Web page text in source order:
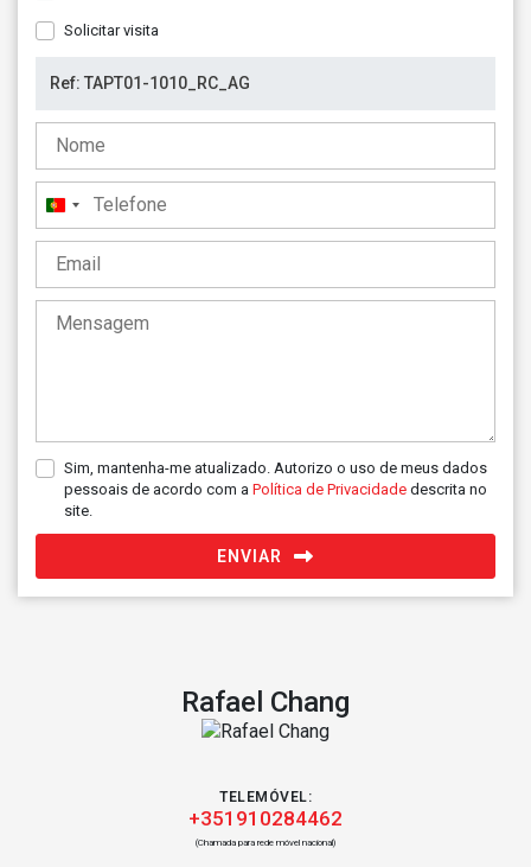
Solicitar visita
Portugal
+351
Sim, mantenha-me atualizado. Autorizo o uso de meus dados
pessoais de acordo com a Política de Privacidade descrita no
site.
ENVIAR
Rafael Chang
TELEMÓVEL:
+351910284462
(Chamada para rede móvel nacional)